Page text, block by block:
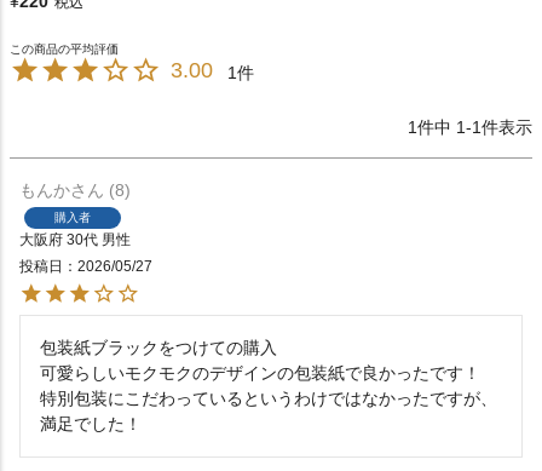
3.00 1
1件中 1-1件表示
もんか 8
購入者
大阪府 30代 男性
投稿日
2026/05/27
包装紙ブラックをつけての購入
可愛らしいモクモクのデザインの包装紙で良かったです！
特別包装にこだわっているというわけではなかったですが、
満足でした！